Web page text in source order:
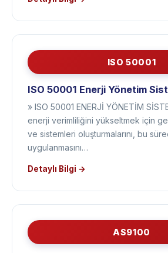
ISO 50001
ISO 50001 Enerji Yönetim
» ISO 50001 ENERJİ YÖNETİM
enerji verimliliğini yükseltmek için
ve sistemleri oluşturmalarını, bu
uygulanmasını…
AS9100